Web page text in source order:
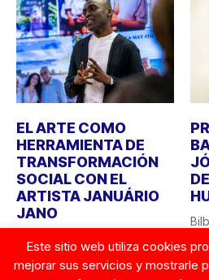
EL ARTE COMO
HERRAMIENTA DE
TRANSFORMACIÓN
SOCIAL CON EL
ARTISTA JANUÁRIO
JANO
Robert F. Kennedy Human
Rights Spain apuestan...
Este sitio web utiliza cookies
mejorar sus servicios y mostrarle